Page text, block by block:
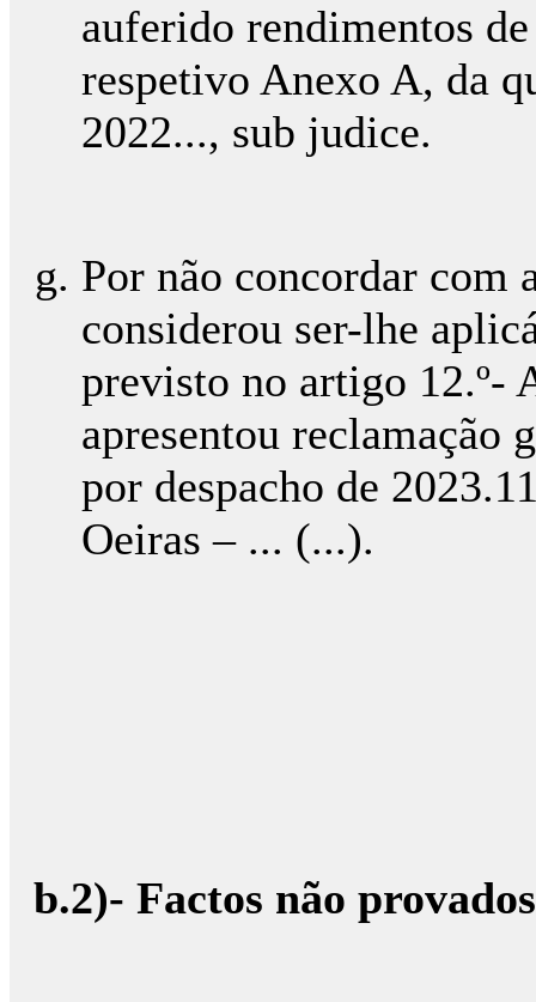
auferido rendimentos
respetivo Anexo A, da
2022..., sub judice.
Por não concordar com
considerou ser-lhe
previsto no artigo 12.º-
apresentou reclamação
por despacho de
Oeiras – ... (...).
b.2)- Factos não provados